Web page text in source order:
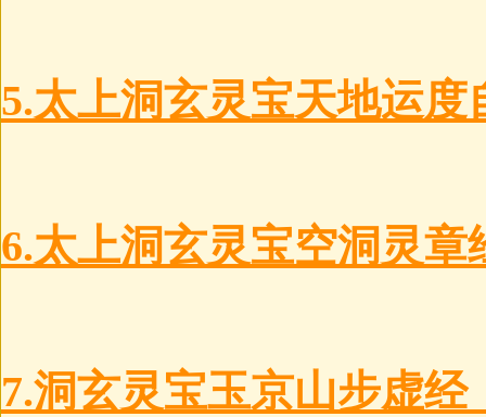
5.太上洞玄灵宝天地运
6.太上洞玄灵宝空洞灵
7.洞玄灵宝玉京山步虚